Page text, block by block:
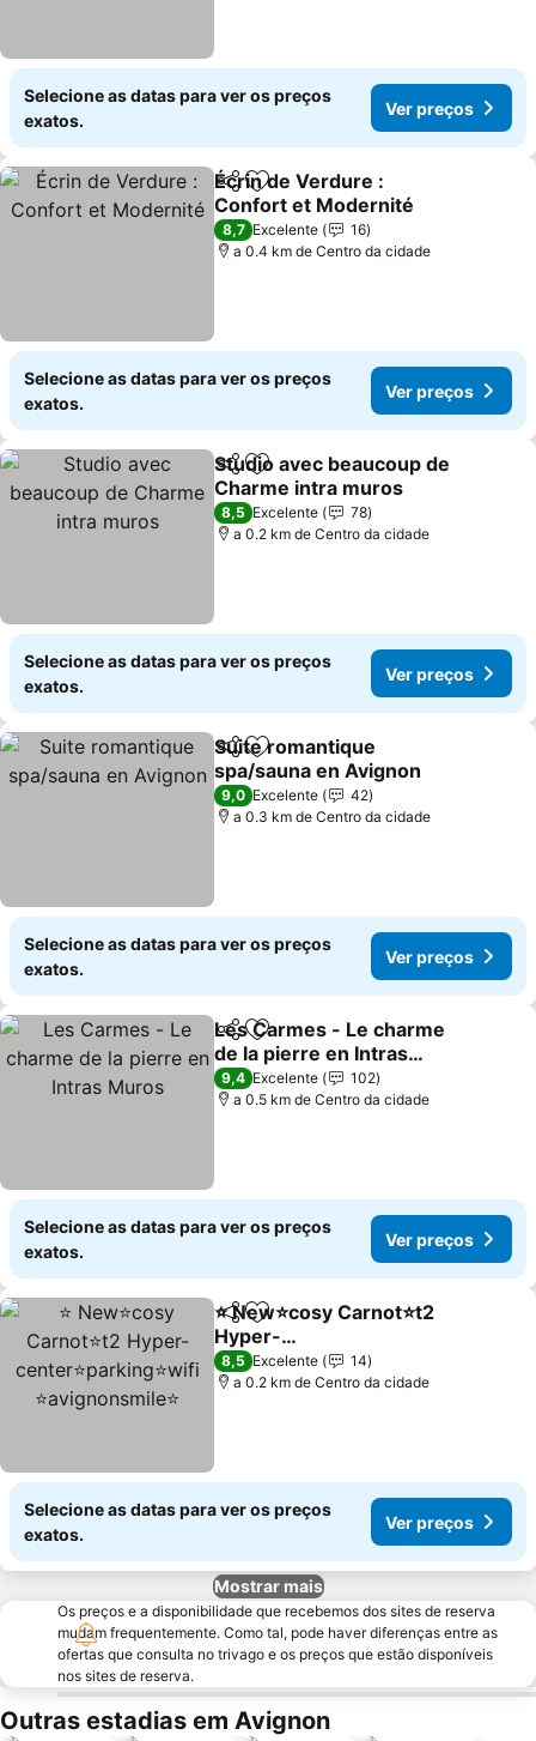
Selecione as datas para ver os preços
exatos.
Ver preços
PartilharAdicionar aos favoritos
Écrin de Verdure :
Confort et Modernité
Ver preços
8,7 Excelente
16
a 0.4 km de Centro da cidade
Selecione as datas para ver os preços
exatos.
Ver preços
PartilharAdicionar aos favoritos
Studio avec beaucoup de
Charme intra muros
Ver preços
8,5 Excelente
78
a 0.2 km de Centro da cidade
Selecione as datas para ver os preços
exatos.
Ver preços
PartilharAdicionar aos favoritos
Suite romantique
spa/sauna en Avignon
Ver preços
9,0 Excelente
42
a 0.3 km de Centro da cidade
Selecione as datas para ver os preços
exatos.
Ver preços
PartilharAdicionar aos favoritos
Les Carmes - Le charme
de la pierre en Intras
Muros
Ver preços
9,4 Excelente
102
a 0.5 km de Centro da cidade
Selecione as datas para ver os preços
exatos.
Ver preços
PartilharAdicionar aos favoritos
⭐ New⭐cosy Carnot⭐t2
Hyper-
center⭐parking⭐wifi
⭐avignonsmile⭐
Ver preços
8,5 Excelente
14
a 0.2 km de Centro da cidade
Selecione as datas para ver os preços
exatos.
Ver preços
Mostrar mais
Os preços e a disponibilidade que recebemos dos sites de reserva
mudam frequentemente. Como tal, pode haver diferenças entre as
ofertas que consulta no trivago e os preços que estão disponíveis
nos sites de reserva.
Outras estadias em Avignon